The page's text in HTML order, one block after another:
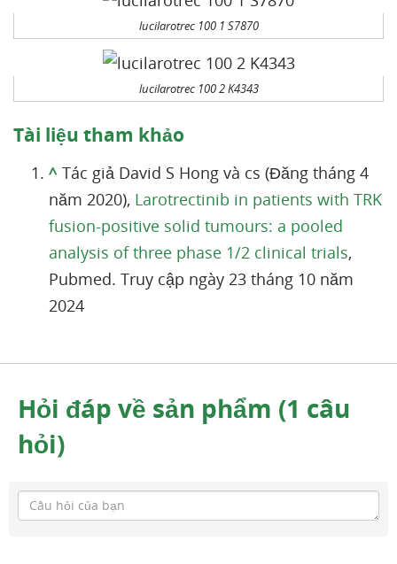
lucilarotrec 100 1 S7870
lucilarotrec 100 2 K4343
Tài liệu tham khảo
^ Tác giả David S Hong và cs (Đăng tháng 4
năm 2020), Larotrectinib in patients with TRK
fusion-positive solid tumours: a pooled
analysis of three phase 1/2 clinical trials,
Pubmed. Truy cập ngày 23 tháng 10 năm
2024
Hỏi đáp về sản phẩm (1 câu
hỏi)